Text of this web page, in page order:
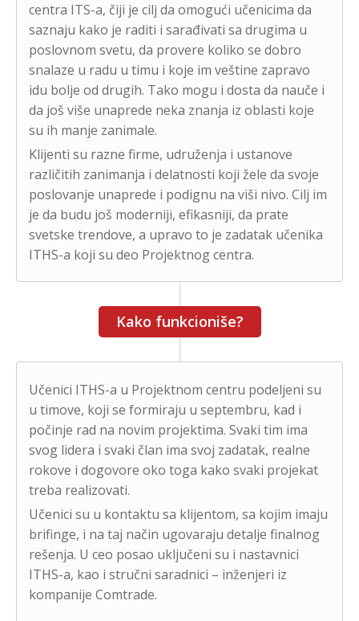
centra ITS-a, čiji je cilj da omogući učenicima da
saznaju kako je raditi i sarađivati sa drugima u
poslovnom svetu, da provere koliko se dobro
snalaze u radu u timu i koje im veštine zapravo
idu bolje od drugih. Tako mogu i dosta da nauče i
da još više unaprede neka znanja iz oblasti koje
su ih manje zanimale.
Klijenti su razne firme, udruženja i ustanove
različitih zanimanja i delatnosti koji žele da svoje
poslovanje unaprede i podignu na viši nivo. Cilj im
je da budu još moderniji, efikasniji, da prate
svetske trendove, a upravo to je zadatak učenika
ITHS-a koji su deo Projektnog centra.
Kako funkcioniše?
Učenici ITHS-a u Projektnom centru podeljeni su
u timove, koji se formiraju u septembru, kad i
počinje rad na novim projektima. Svaki tim ima
svog lidera i svaki član ima svoj zadatak, realne
rokove i dogovore oko toga kako svaki projekat
treba realizovati.
Učenici su u kontaktu sa klijentom, sa kojim imaju
brifinge, i na taj način ugovaraju detalje finalnog
rešenja. U ceo posao uključeni su i nastavnici
ITHS-a, kao i stručni saradnici – inženjeri iz
kompanije Comtrade.